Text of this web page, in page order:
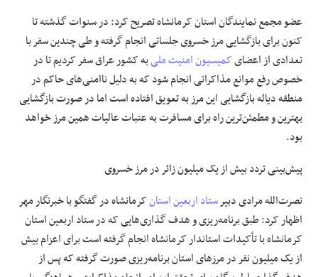
عضو مجمع نمایندگان استان کرمانشاه تصریح کرد: در سنوات گذشتهتا
کنونبرای بازگشایی مرز خسروی جلساتی انجام گرفته و طی چندین سفر با
تعدادیاز اعضایکمیسیون امنیت ملیبه کشور عراق سفر کردیم تادر
خصوصرفع موانع مذاکراتی انجام شود که به دلیل ناامنی‌های حاکم در
منطقهدیالهبازگشایی اینمرزبه تعویق افتاده استامادر صورت بازگشایی
بهترین و مطمئن‌ترین راه برای مسافرت به عتبات عالیات همین مرز خواهد
بود.
پیش‌بینی تردد بیش از یک میلیون زائر در مرز خسروی
نصرت‌الله مرادی دبیرستاد اربعین استانکرمانشاه در گفتگو با خبرنگار مهر
اظهار کرد: طبق برنامه‌ریزی وهدف گذاری‌هاییکه در ستاد اربعین استان
کرمانشاه با تأکیدات استاندار کرمانشاه انجام گرفته است برای اعزام بیش
از یک میلیون نفر در مرزهای استان برنامه‌ریزی صورت گرفته که پس از